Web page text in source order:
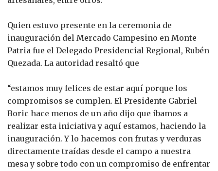
Quien estuvo presente en la ceremonia de
inauguración del Mercado Campesino en Monte
Patria fue el Delegado Presidencial Regional, Rubén
Quezada. La autoridad resaltó que
“estamos muy felices de estar aquí porque los
compromisos se cumplen. El Presidente Gabriel
Boric hace menos de un año dijo que íbamos a
realizar esta iniciativa y aquí estamos, haciendo la
inauguración. Y lo hacemos con frutas y verduras
directamente traídas desde el campo a nuestra
mesa y sobre todo con un compromiso de enfrentar